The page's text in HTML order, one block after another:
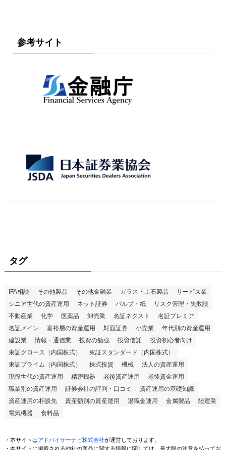
参考サイト
タグ
IFA相談 その他製品 その他金融業 ガラス・土石製品
サービス業
シニア世代の資産運用
ネット証券 パルプ・紙
リスク管理・失敗談
不動産業
化学 医薬品 卸売業 名証ネクスト
名証プレミア
名証メイン
富裕層の資産運用 対面証券 小売業
年代別の資産運用
建設業
情報・通信業 投資の勉強 投資信託
投資初心者向け
東証グロース（内国株式）
東証スタンダード（内国株式）
東証プライム（内国株式）
株式投資 機械
法人の資産運用
現役世代の資産運用
精密機器 老後資産運用
老後資金運用
職業別の資産運用
証券会社の評判・口コミ
資産運用の基礎知識
資産運用の相談先
資産額別の資産運用 退職金運用 金属製品
陸運業
電気機器
食料品
・本サイトはアドバイザーナビ株式会社が運営しております。
・本サイトに掲載される他社の商品に関する情報に関しては、最大限の注意を払ってお